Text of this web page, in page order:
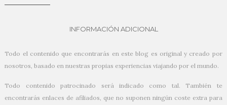
INFORMACIÓN ADICIONAL
Todo el contenido que encontrarás en este blog es original y creado por
nosotros, basado en nuestras propias experiencias viajando por el mundo.
Todo contenido patrocinado será indicado como tal. También te
encontrarás enlaces de afiliados, que no suponen ningún coste extra para